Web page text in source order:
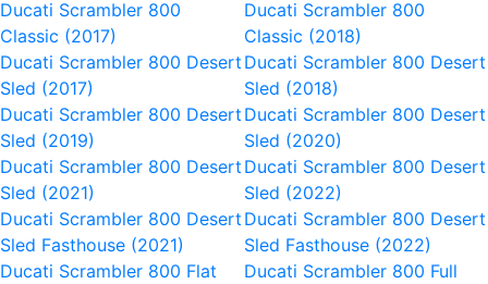
Ducati Scrambler 800
Classic (2017)
Ducati Scrambler 800
Classic (2018)
Ducati Scrambler 800 Desert
Sled (2017)
Ducati Scrambler 800 Desert
Sled (2018)
Ducati Scrambler 800 Desert
Sled (2019)
Ducati Scrambler 800 Desert
Sled (2020)
Ducati Scrambler 800 Desert
Sled (2021)
Ducati Scrambler 800 Desert
Sled (2022)
Ducati Scrambler 800 Desert
Sled Fasthouse (2021)
Ducati Scrambler 800 Desert
Sled Fasthouse (2022)
Ducati Scrambler 800 Flat
Ducati Scrambler 800 Full